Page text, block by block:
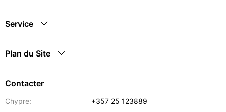
Service
Plan du Site
Contacter
Chypre:
+357 25 123889